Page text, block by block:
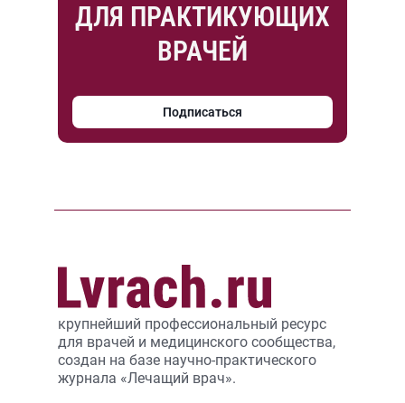
ДЛЯ ПРАКТИКУЮЩИХ
ВРАЧЕЙ
Подписаться
крупнейший профессиональный ресурс
для врачей и медицинского сообщества,
создан на базе научно-практического
журнала «Лечащий врач».